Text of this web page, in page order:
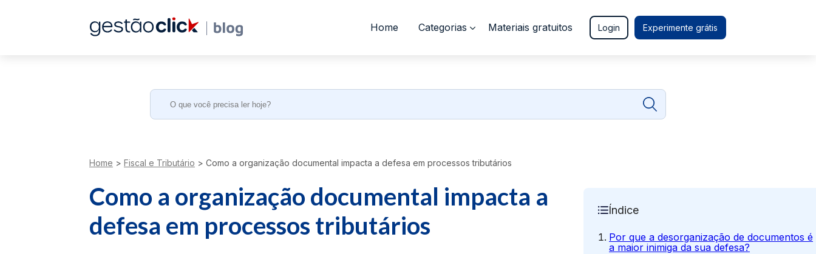
Home Categorias Materiais gratuitos Login Experimente grátis
Search
Home > Fiscal e Tributário > Como a organização documental impacta a defesa em processos tributários
Como a organização documental impacta a
defesa em processos tributários
Índice
Por que a desorganização de documentos é
a maior inimiga da sua defesa?